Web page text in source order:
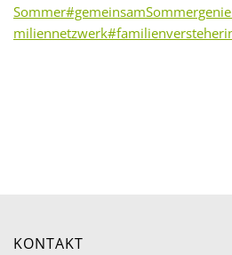
Sommer
miliennetzwerk
KONTAKT